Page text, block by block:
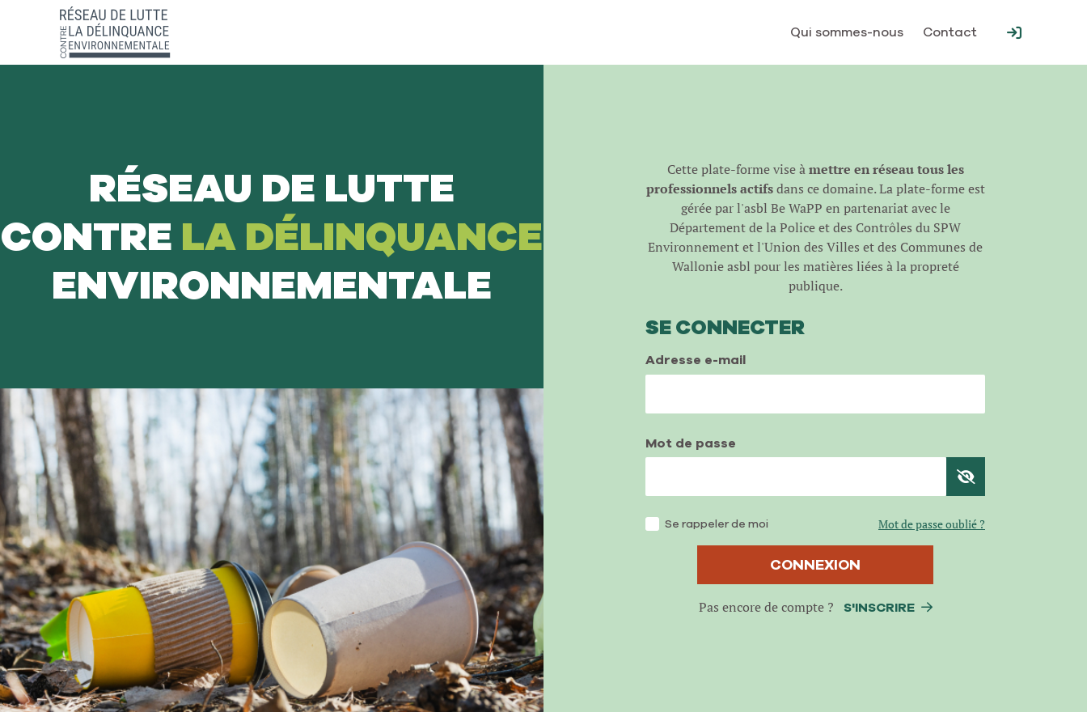
Qui sommes-nous Contact
RÉSEAU DE LUTTE
CONTRE LA DÉLINQUANCE
ENVIRONNEMENTALE
Cette plate-forme vise àmettre en réseau tous les
professionnels actifsdans ce domaine. La plate-forme est
gérée par l'asbl Be WaPP en partenariat avec le
Département de la Police et des Contrôles du SPW
Environnement et l'Union des Villes et des Communes de
Wallonie asbl pour les matières liées à la propreté
publique.
SE CONNECTER
Adresse e-mail
Mot de passe
Se rappeler de moi Mot de passe oublié ?
CONNEXION
Pas encore de compte ? S'INSCRIRE